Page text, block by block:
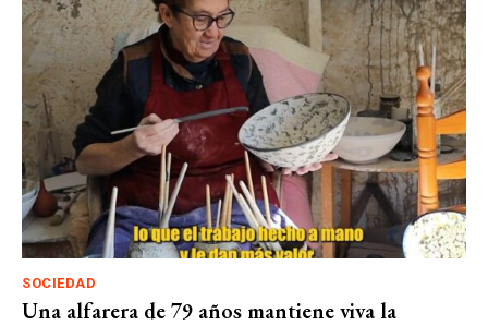
SOCIEDAD
Una alfarera de 79 años mantiene viva la